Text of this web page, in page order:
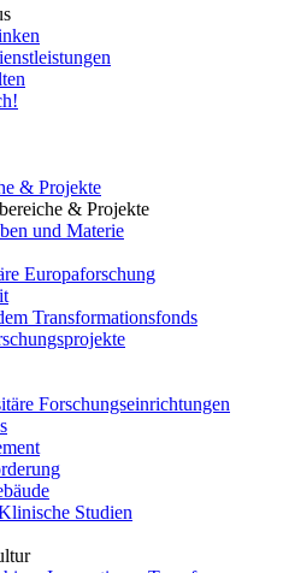
& Projekte
& Projekte
und Materie
Europaforschung
Transformationsfonds
Forschungseinrichtungen
Studien